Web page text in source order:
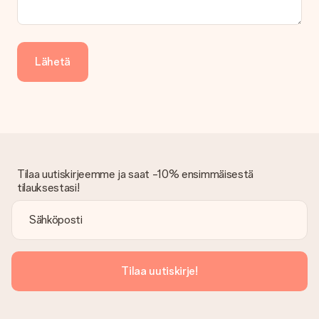
Saapunut lahja
Entä jos lahja ei ole täysin mieleeni?
Olemme syvästi pahoillamme, että lahjasi ei ole sinun mielesi
Tämä tarkoittaa sitä, että lahja toimitetaan suoraan
vastaanottajalle, mikä tekee siitä todellisen yllätyksen!
Lähetä
Tilaa uutiskirjeemme ja saat -10% ensimmäisestä
tilauksestasi!
Tilaa uutiskirje!